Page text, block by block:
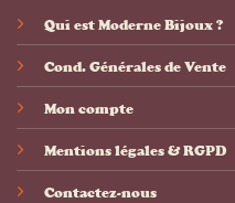
Qui est Moderne Bijoux ?
Cond. Générales de Vente
Mon compte
Mentions légales & RGPD
Contactez-nous